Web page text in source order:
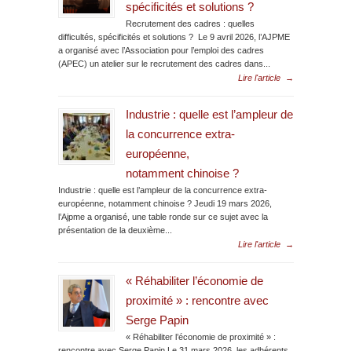
spécificités et solutions ?
Recrutement des cadres : quelles
difficultés, spécificités et solutions ? Le 9 avril 2026, l’AJPME
a organisé avec l’Association pour l’emploi des cadres
(APEC) un atelier sur le recrutement des cadres dans...
Lire l'article
→
Industrie : quelle est l’ampleur de
la concurrence extra-
européenne,
notamment chinoise ?
Industrie : quelle est l’ampleur de la concurrence extra-
européenne, notamment chinoise ? Jeudi 19 mars 2026,
l’Ajpme a organisé, une table ronde sur ce sujet avec la
présentation de la deuxième...
Lire l'article
→
« Réhabiliter l’économie de
proximité » : rencontre avec
Serge Papin
« Réhabiliter l’économie de proximité » :